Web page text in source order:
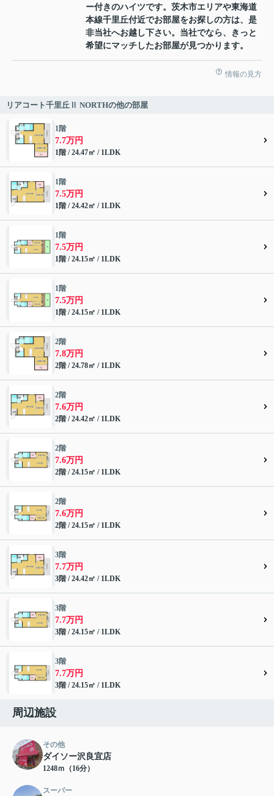
ー付きのハイツです。茨木市エリアや東海道
本線千里丘付近でお部屋をお探しの方は、是
非当社へお越し下さい。当社でなら、きっと
希望にマッチしたお部屋が見つかります。
情報の見方
リアコート千里丘Ⅱ NORTHの他の部屋
1階
7.7万円
1階 / 24.47㎡ / 1LDK
1階
7.5万円
1階 / 24.42㎡ / 1LDK
1階
7.5万円
1階 / 24.15㎡ / 1LDK
1階
7.5万円
1階 / 24.15㎡ / 1LDK
2階
7.8万円
2階 / 24.78㎡ / 1LDK
2階
7.6万円
2階 / 24.42㎡ / 1LDK
2階
7.6万円
2階 / 24.15㎡ / 1LDK
2階
7.6万円
2階 / 24.15㎡ / 1LDK
3階
7.7万円
3階 / 24.42㎡ / 1LDK
3階
7.7万円
3階 / 24.15㎡ / 1LDK
3階
7.7万円
3階 / 24.15㎡ / 1LDK
周辺施設
その他
ダイソー沢良宜店
1248ｍ（16分）
スーパー